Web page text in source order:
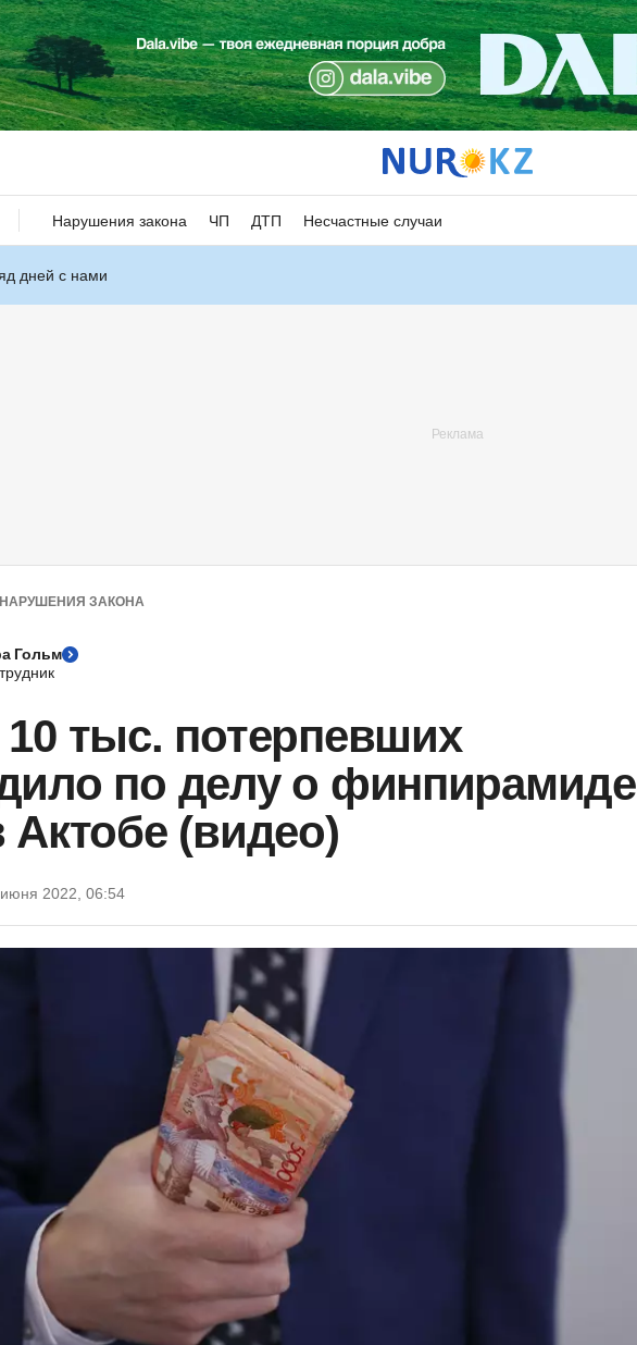
Нарушения закона ЧП ДТП Несчастные случаи
дней с нами
НАРУШЕНИЯ ЗАКОНА
Гольм
тыс. потерпевших
по делу о финпирамиде
Актобе (видео)
2022, 06:54